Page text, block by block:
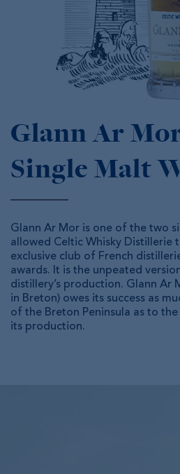
Glann Ar
Single Malt
Glann Ar Mor is one of the two
allowed Celtic Whisky Distillerie
exclusive club of French
awards. It is the unpeated
distillery’s production. Glann Ar
in Breton) owes its success as
of the Breton Peninsula as to
its production.